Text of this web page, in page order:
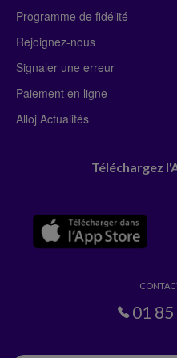
Programme de fidélité
Rejoignez-nous
Signaler une erreur
Paiement en ligne
Alloj Actualités
Téléchargez
01 85